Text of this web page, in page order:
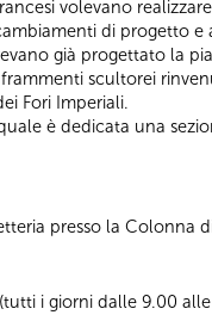
volevano
di progetto
già progettato la
scultorei
Fori Imperiali.
è dedicata una
presso la Colonna
(tutti i giorni dalle 9.00